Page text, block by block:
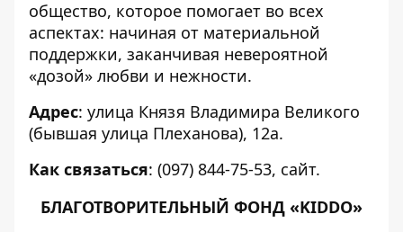
общество, которое помогает во всех
аспектах: начиная от материальной
поддержки, заканчивая невероятной
«дозой» любви и нежности.
Адрес: улица Князя Владимира Великого
(бывшая улица Плеханова), 12а.
Как связаться: (097) 844-75-53, сайт.
БЛАГОТВОРИТЕЛЬНЫЙ ФОНД «KIDDO»